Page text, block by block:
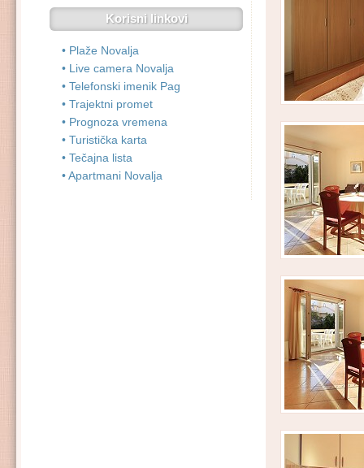
Korisni linkovi
• Plaže Novalja
• Live camera Novalja
• Telefonski imenik Pag
• Trajektni promet
• Prognoza vremena
• Turistička karta
• Tečajna lista
• Apartmani Novalja